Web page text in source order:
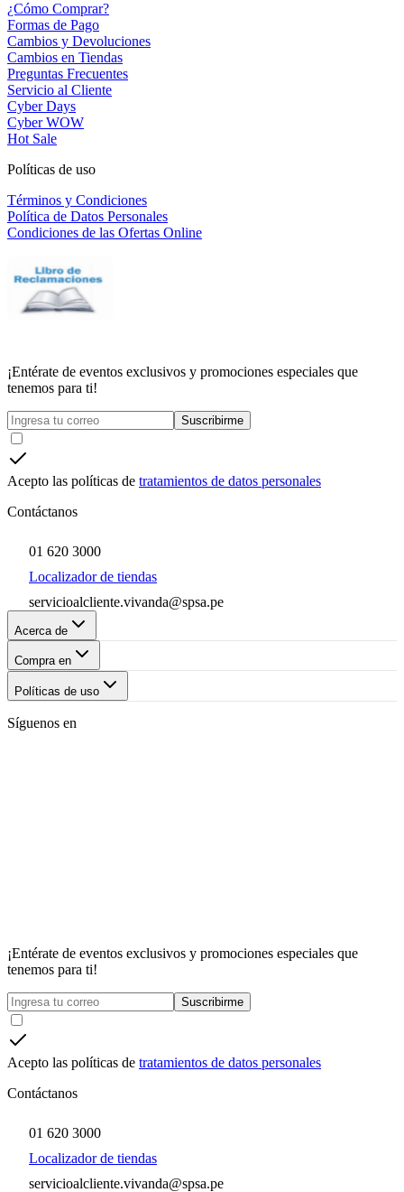
¿Cómo Comprar?
Formas de Pago
Cambios y Devoluciones
Cambios en Tiendas
Preguntas Frecuentes
Servicio al Cliente
Cyber Days
Cyber WOW
Hot Sale
Políticas de uso
Términos y Condiciones
Política de Datos Personales
Condiciones de las Ofertas Online
¡Entérate de eventos exclusivos y promociones especiales que
tenemos para ti!
Suscribirme
Acepto las políticas de tratamientos de datos personales
Contáctanos
01 620 3000
Localizador de tiendas
servicioalcliente.vivanda@spsa.pe
Acerca de
Compra en
Políticas de uso
Síguenos en
¡Entérate de eventos exclusivos y promociones especiales que
tenemos para ti!
Suscribirme
Acepto las políticas de tratamientos de datos personales
Contáctanos
01 620 3000
Localizador de tiendas
servicioalcliente.vivanda@spsa.pe